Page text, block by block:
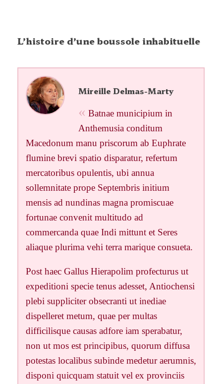
L’histoire d’une boussole inhabituelle
Mireille Delmas-Marty
Batnae municipium in
Anthemusia conditum
Macedonum manu priscorum ab Euphrate
flumine brevi spatio disparatur, refertum
mercatoribus opulentis, ubi annua
sollemnitate prope Septembris initium
mensis ad nundinas magna promiscuae
fortunae convenit multitudo ad
commercanda quae Indi mittunt et Seres
aliaque plurima vehi terra marique consueta.
Post haec Gallus Hierapolim profecturus ut
expeditioni specie tenus adesset, Antiochensi
plebi suppliciter obsecranti ut inediae
dispelleret metum, quae per multas
difficilisque causas adfore iam sperabatur,
non ut mos est principibus, quorum diffusa
potestas localibus subinde medetur aerumnis,
disponi quicquam statuit vel ex provinciis